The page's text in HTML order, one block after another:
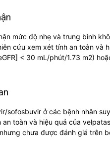
mức độ nhẹ và trung bình
cứu xem xét tính an toàn và
< 30 mL/phút/1.73 m2)
sofosbuvir ở các bệnh nhân
an toàn và hiệu quả của
chưa được đánh giá trên